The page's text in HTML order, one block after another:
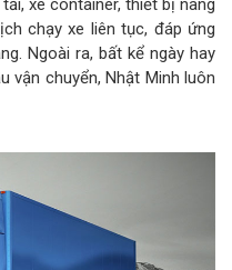
xe container, thiết bị nâng
chạy xe liên tục, đáp ứng
Ngoài ra, bất kể ngày hay
vận chuyển, Nhật Minh luôn